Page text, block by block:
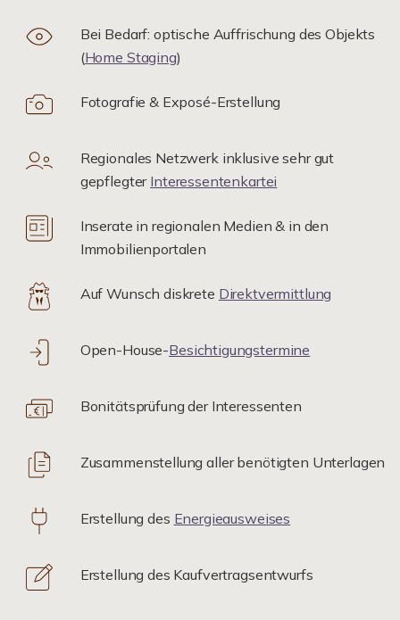
Bei Bedarf: optische Auffrischung des Objekts
(Home Staging)
Fotografie & Exposé-Erstellung
Regionales Netzwerk inklusive sehr gut
gepflegter Interessentenkartei
Inserate in regionalen Medien & in den
Immobilienportalen
Auf Wunsch diskrete Direktvermittlung
Open-House-Besichtigungstermine
Bonitätsprüfung der Interessenten
Zusammenstellung aller benötigten Unterlagen
Erstellung des Energieausweises
Erstellung des Kaufvertragsentwurfs